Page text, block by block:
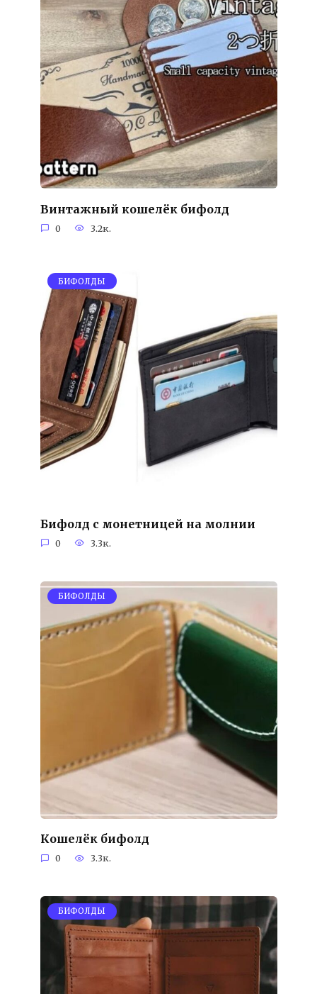
Винтажный кошелёк бифолд
0 3.2к.
БИФОЛДЫ
Бифолд с монетницей на молнии
0 3.3к.
БИФОЛДЫ
Кошелёк бифолд
0 3.3к.
БИФОЛДЫ